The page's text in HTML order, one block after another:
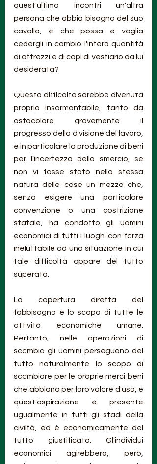
quest'ultimo incontri un'altra
persona che abbia bisogno del suo
cavallo, e che possa e voglia
cedergli in cambio l'intera quantità
di attrezzi e di capi di vestiario da lui
desiderata?
Questa difficoltà sarebbe divenuta
proprio insormontabile, tanto da
ostacolare gravemente il
progresso della divisione del lavoro,
e in particolare la produzione di beni
per l'incertezza dello smercio, se
non vi fosse stato nella stessa
natura delle cose un mezzo che,
senza esigere una particolare
convenzione o una costrizione
statale, ha condotto gli uomini
economici di tutti i luoghi con forza
ineluttabile ad una situazione in cui
tale difficoltà appare del tutto
superata.
La copertura diretta del
fabbisogno è lo scopo di tutte le
attività economiche umane.
Pertanto, nelle operazioni di
scambio gli uomini perseguono del
tutto naturalmente lo scopo di
scambiare per le proprie merci beni
che abbiano per loro valore d'uso, e
quest'aspirazione è presente
ugualmente in tutti gli stadi della
civiltà, ed è economicamente del
tutto giustificata. Gl'individui
economici agirebbero, però,